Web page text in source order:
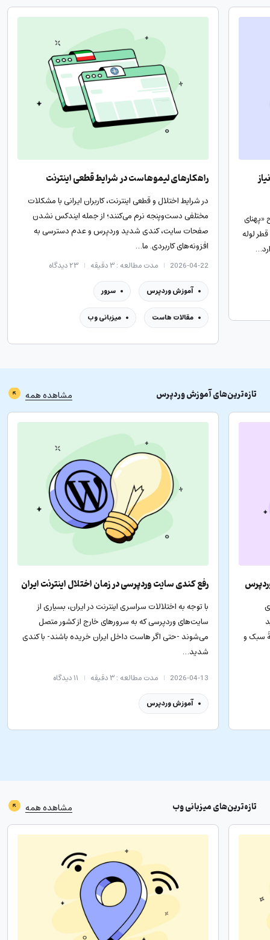
لوله
راهکارهای لیموهاست در شرایط قطعی اینترنت
در شرایط اختلال و قطعی اینترنت، کاربران ایرانی با مشکلات
مختلفی دست‌وپنجه نرم می‌کنند؛ از جمله ایندکس نشدن
صفحات سایت، کندی شدید وردپرس و عدم دسترسی به
افزونه‌های کاربردی. ما…
2026-04-22 مدت مطالعه : ۳ دقیقه ۲۳دیدگاه
آموزش وردپرس سرور
مقالات هاست میزبانی وب
تازه‌ترین‌هایآموزش وردپرس مشاهده همه
سبک و
رفع کندی سایت وردپرسی در زمان اختلال اینترنت ایران
با توجه به اختلالات سراسری اینترنت در ایران، بسیاری از
سایت‌های وردپرسی که به سرورهای خارج از کشور متصل
می‌شوند -حتی اگر هاست داخل ایران خریده باشند- با کندی
شدید…
2026-04-13 مدت مطالعه : ۳ دقیقه ۱۱دیدگاه
آموزش وردپرس
تازه‌ترین‌هایمیزبانی وب مشاهده همه